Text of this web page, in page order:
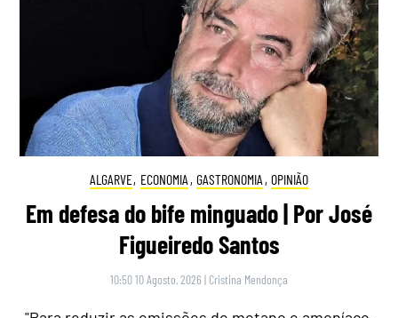
ALGARVE, ECONOMIA , GASTRONOMIA , OPINIÃO
Em defesa do bife minguado | Por José
Figueiredo Santos
10:50 10 Agosto, 2026 | Cristina Mendonça